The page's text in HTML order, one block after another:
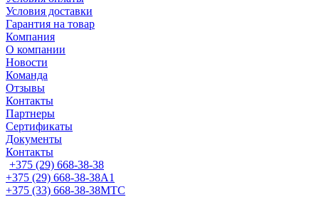
Условия доставки
Гарантия на товар
Компания
О компании
Новости
Команда
Отзывы
Контакты
Партнеры
Сертификаты
Документы
Контакты
+375 (29) 668-38-38
+375 (29) 668-38-38A1
+375 (33) 668-38-38МТС